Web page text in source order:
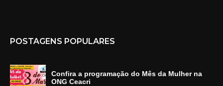
POSTAGENS POPULARES
Confira a programação do Mês da Mulher na
ONG Ceacri